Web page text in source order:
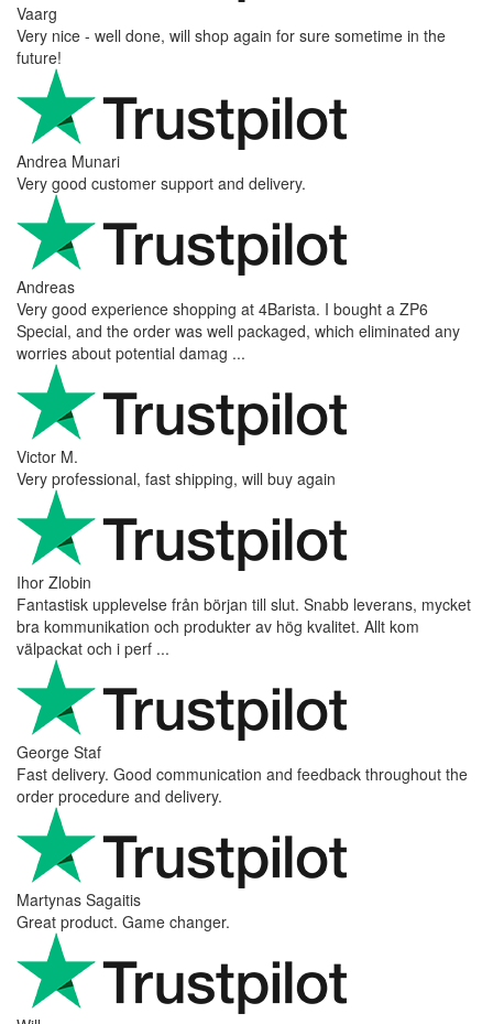
Vaarg
Very nice - well done, will shop again for sure sometime in the
future!
Andrea Munari
Very good customer support and delivery.
Andreas
Very good experience shopping at 4Barista. I bought a ZP6
Special, and the order was well packaged, which eliminated any
worries about potential damag ...
Victor M.
Very professional, fast shipping, will buy again
Ihor Zlobin
Fantastisk upplevelse från början till slut. Snabb leverans, mycket
bra kommunikation och produkter av hög kvalitet. Allt kom
välpackat och i perf ...
George Staf
Fast delivery. Good communication and feedback throughout the
order procedure and delivery.
Martynas Sagaitis
Great product. Game changer.